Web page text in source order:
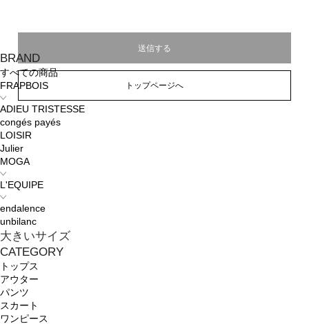
BRAND
すべての商品
FRAPBOIS
ADIEU TRISTESSE
congés payés
LOISIR
Julier
MOGA
L'EQUIPE
endalence
unbilanc
大きいサイズ
CATEGORY
トップス
アウター
パンツ
スカート
ワンピース
トップページへ